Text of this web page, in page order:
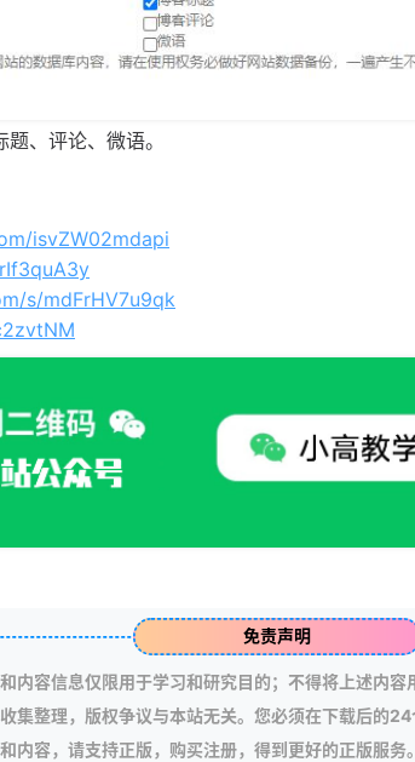
、评论、微语。
isvZW02mdapi
s/mdFrHV7u9qk
免责声明
内容信息仅限用于学习和研究目的；不得将上述内
集整理，版权争议与本站无关。您必须在下载后的
内容，请支持正版，购买注册，得到更好的正版服